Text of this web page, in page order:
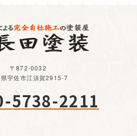
〒872-0032
県宇佐市江須賀2915-7
5738-2211